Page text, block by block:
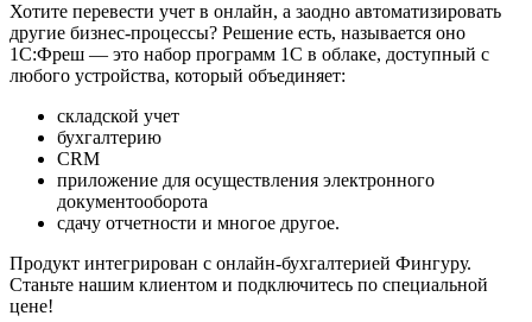
Хотите перевести учет в онлайн, а заодно автоматизировать
другие бизнес-процессы? Решение есть, называется оно
1С:Фреш — это набор программ 1С в облаке, доступный с
любого устройства, который объединяет:
складской учет
бухгалтерию
CRM
приложение для осуществления электронного
документооборота
сдачу отчетности и многое другое.
Продукт интегрирован с онлайн-бухгалтерией Фингуру.
Станьте нашим клиентом и подключитесь по специальной
цене!